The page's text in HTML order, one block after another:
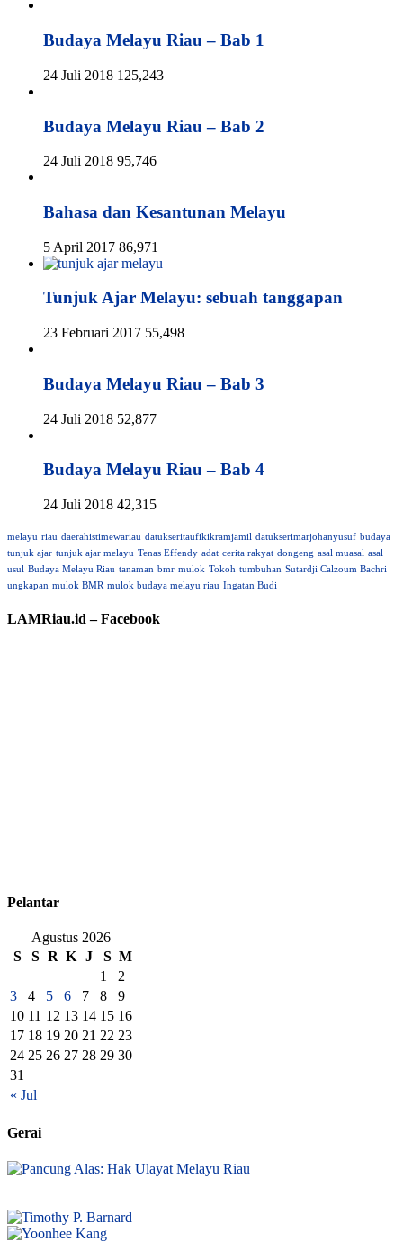
Budaya Melayu Riau – Bab 1
24 Juli 2018 125,243
Budaya Melayu Riau – Bab 2
24 Juli 2018 95,746
Bahasa dan Kesantunan Melayu
5 April 2017 86,971
Tunjuk Ajar Melayu: sebuah tanggapan
23 Februari 2017 55,498
Budaya Melayu Riau – Bab 3
24 Juli 2018 52,877
Budaya Melayu Riau – Bab 4
24 Juli 2018 42,315
melayu riau daerahistimewariau datukseritaufikikramjamil datukserimarjohanyusuf budaya
tunjuk ajar tunjuk ajar melayu Tenas Effendy adat cerita rakyat dongeng asal muasal asal
usul Budaya Melayu Riau tanaman bmr mulok Tokoh tumbuhan Sutardji Calzoum Bachri
ungkapan mulok BMR mulok budaya melayu riau Ingatan Budi
LAMRiau.id – Facebook
Pelantar
Agustus 2026
S
S R K J S M
« Jul
1
2
3
4 5 6 7 8
9
10 11 12 13 14 15 16
17 18 19 20 21 22 23
24 25 26 27 28 29 30
31
Gerai